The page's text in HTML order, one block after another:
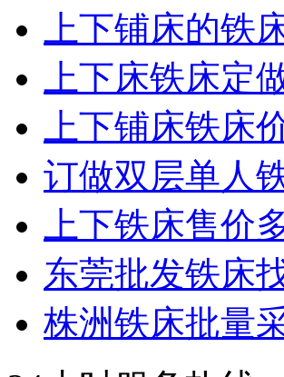
上下铺床的铁
上下床铁床定
上下铺床铁床
订做双层单人
上下铁床售价
东莞批发铁床
株洲铁床批量